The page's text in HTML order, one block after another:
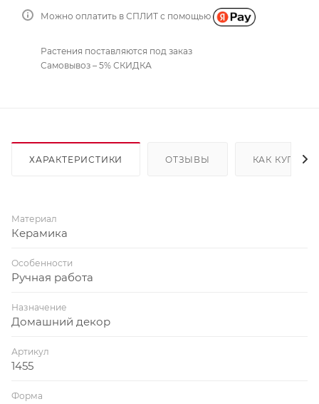
Можно оплатить в СПЛИТ с помощью
Растения поставляются под заказ
Самовывоз – 5% СКИДКА
ХАРАКТЕРИСТИКИ ОТЗЫВЫ КАК КУПИТЬ
Материал
Керамика
Особенности
Ручная работа
Назначение
Домашний декор
Артикул
1455
Форма